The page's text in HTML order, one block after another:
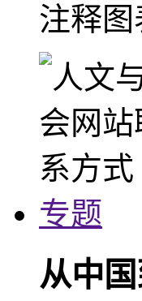
注释
专题
从中